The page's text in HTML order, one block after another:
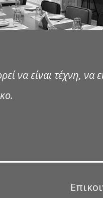
να είναι τέχνη, να